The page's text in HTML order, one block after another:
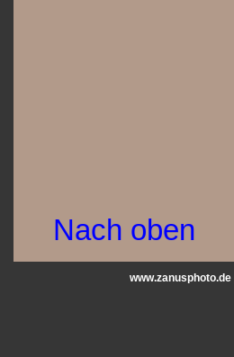
Nach oben
www.zanusphoto.de |